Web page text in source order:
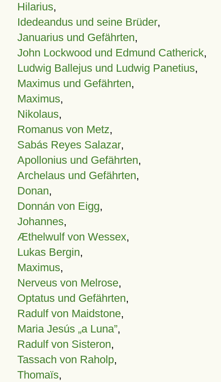
Hilarius,
Idedeandus und seine Brüder,
Januarius und Gefährten,
John Lockwood und Edmund Catherick,
Ludwig Ballejus und Ludwig Panetius,
Maximus und Gefährten,
Maximus,
Nikolaus,
Romanus von Metz,
Sabás Reyes Salazar,
Apollonius und Gefährten,
Archelaus und Gefährten,
Donan,
Donnán von Eigg,
Johannes,
Æthelwulf von Wessex,
Lukas Bergin,
Maximus,
Nerveus von Melrose,
Optatus und Gefährten,
Radulf von Maidstone,
Maria Jesús „a Luna”,
Radulf von Sisteron,
Tassach von Raholp,
Thomaïs,